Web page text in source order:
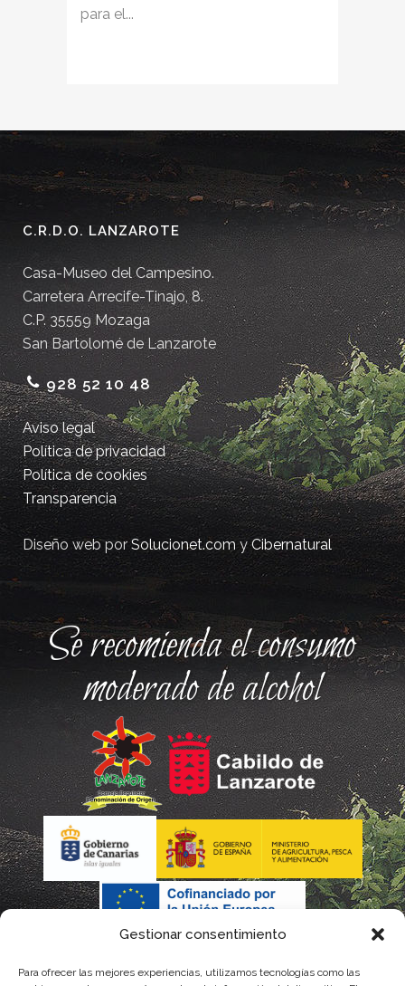
Gestionar consentimiento
Para ofrecer las mejores experiencias, utilizamos tecnologías como las
para el...
C.R.D.O. LANZAROTE
Casa-Museo del Campesino.
Carretera Arrecife-Tinajo, 8.
C.P. 35559 Mozaga
San Bartolomé de Lanzarote
928 52 10 48
Aviso legal
Política de privacidad
Política de cookies
Transparencia
Diseño web porSolucionet.comyCibernatural
Se recomienda el consumo
moderado de alcohol